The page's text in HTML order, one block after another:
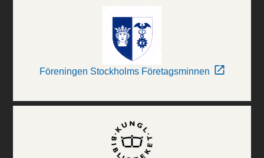
Föreningen Stockholms Företagsminnen